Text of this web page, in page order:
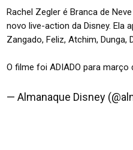
Rachel Zegler é Branca de
novo live-action da Disney. Ela
Zangado, Feliz, Atchim, Dunga,
O filme foi ADIADO para março
— Almanaque Disney